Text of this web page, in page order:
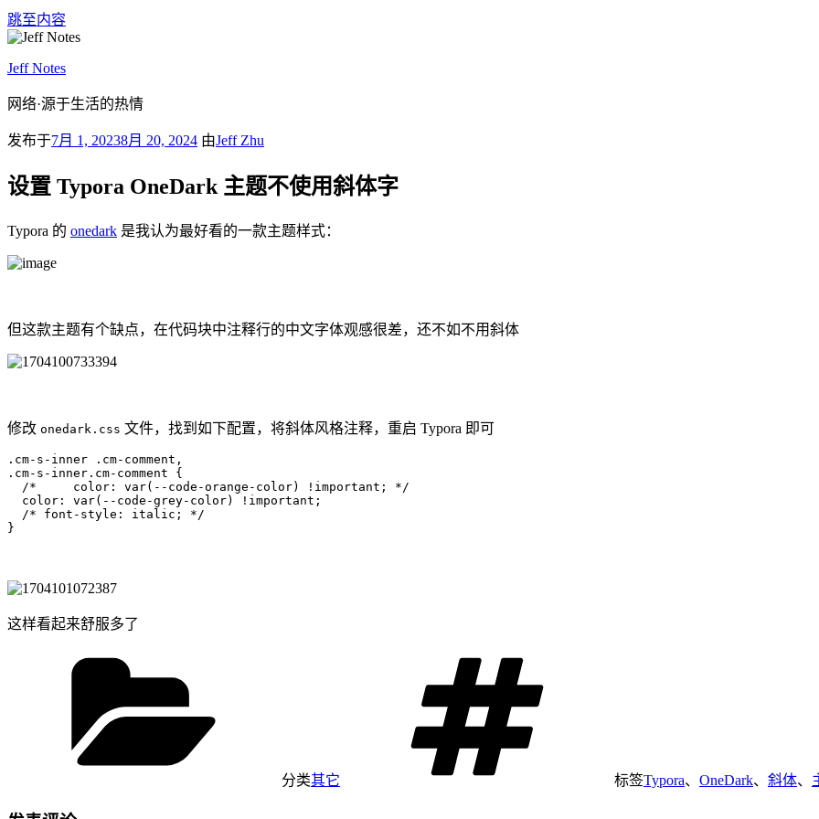
跳至内容
Jeff Notes
网络·源于生活的热情
发布于7月 1, 20238月 20, 2024 由Jeff Zhu
设置 Typora OneDark 主题不使用斜体字
Typora 的 onedark 是我认为最好看的一款主题样式：
但这款主题有个缺点，在代码块中注释行的中文字体观感很差，还不如不用斜体
修改 onedark.css ​ 文件，找到如下配置，将斜体风格注释，重启 Typora 即可
.cm-s-inner .cm-comment,
.cm-s-inner.cm-comment {
  /*     color: var(--code-orange-color) !important; */
  color: var(--code-grey-color) !important;
  /* font-style: italic; */
这样看起来舒服多了
分类其它 标签Typora、 OneDark、 斜体、